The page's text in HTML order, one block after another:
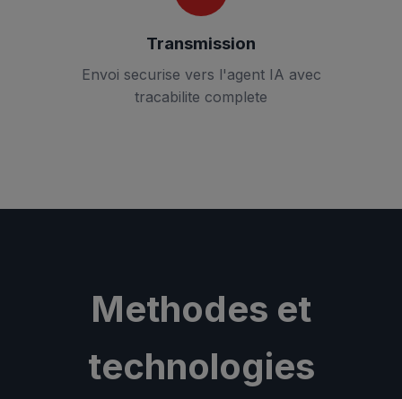
Transmission
Envoi securise vers l'agent IA avec
tracabilite complete
Methodes et
technologies